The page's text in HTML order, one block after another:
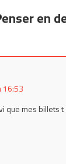
en
16:53
que mes billets t